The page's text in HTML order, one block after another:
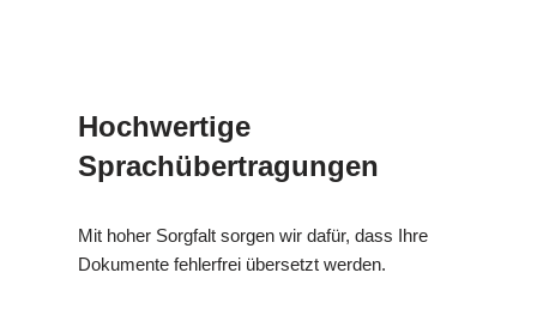
Hochwertige
Sprachübertragungen
Mit hoher Sorgfalt sorgen wir dafür, dass Ihre
Dokumente fehlerfrei übersetzt werden.